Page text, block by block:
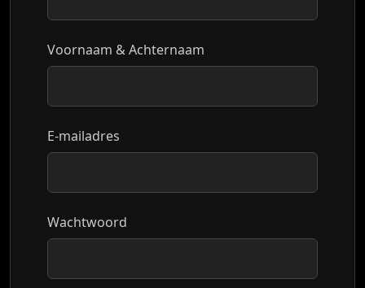
Voornaam & Achternaam
E-mailadres
Wachtwoord